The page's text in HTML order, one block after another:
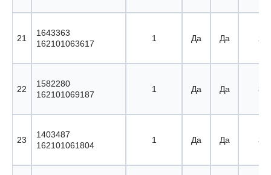
21
1643363
162101063617
1 Да Да
22
1582280
162101069187
1 Да Да 30
23
1403487
162101061804
1 Да Да 31